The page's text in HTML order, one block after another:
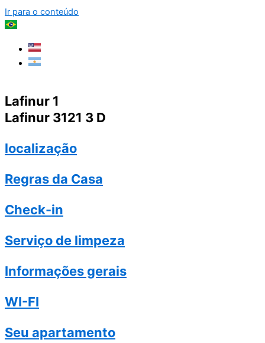
Ir para o conteúdo
Lafinur 1
Lafinur 3121 3 D
localização
Regras da Casa
Check-in
Serviço de limpeza
Informações gerais
WI-FI
Seu apartamento